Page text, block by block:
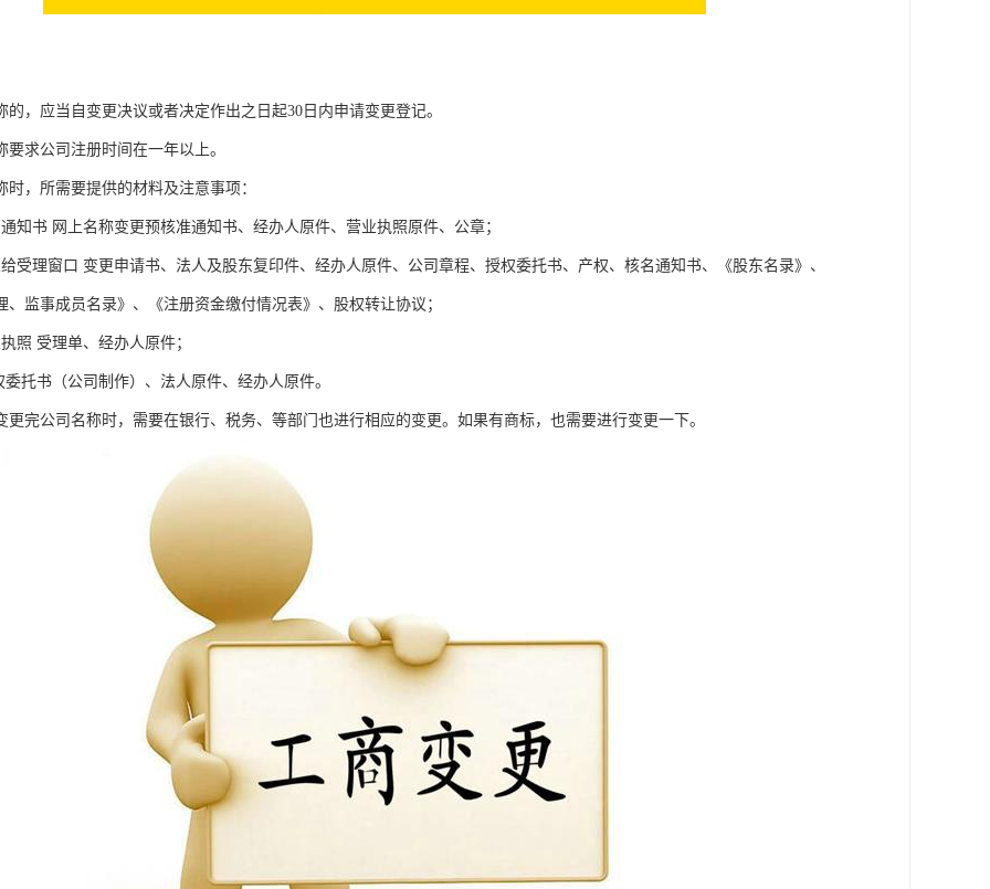
的，应当自变更决议或者决定作出之日起30日内申请变更登记。
要求公司注册时间在一年以上。
时，所需要提供的材料及注意事项：
知书 网上名称变更预核准通知书、经办人原件、营业执照原件、公章；
受理窗口 变更申请书、法人及股东复印件、经办人原件、公司章程、授权委托书、产权、核名通知书、《股东名录》、
、监事成员名录》、《注册资金缴付情况表》、股权转让协议；
照 受理单、经办人原件；
托书（公司制作）、法人原件、经办人原件。
更完公司名称时，需要在银行、税务、等部门也进行相应的变更。如果有商标，也需要进行变更一下。